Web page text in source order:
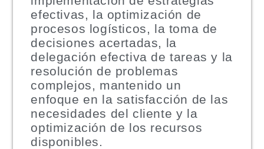
efectivas, la optimización de
procesos logísticos, la toma de
decisiones acertadas, la
delegación efectiva de tareas y la
resolución de problemas
complejos, mantenido un
enfoque en la satisfacción de las
necesidades del cliente y la
optimización de los recursos
disponibles.